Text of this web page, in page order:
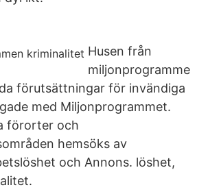
Husen från
miljonprogramme
förutsättningar för invändiga
med Miljonprogrammet.
förorter och
hemsöks av
och Annons. löshet,